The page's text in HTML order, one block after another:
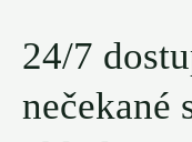
24/7
nečekané